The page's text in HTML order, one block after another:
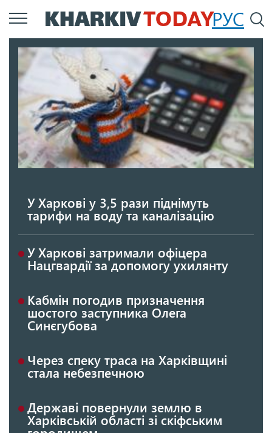
Перейти
до
вмісту
РУС
У Харкові у 3,5 рази піднімуть
тарифи на воду та каналізацію
У Харкові затримали офіцера
Нацгвардії за допомогу ухилянту
Кабмін погодив призначення
шостого заступника Олега
Синєгубова
Через спеку траса на Харківщині
стала небезпечною
Державі повернули землю в
Харківській області зі скіфським